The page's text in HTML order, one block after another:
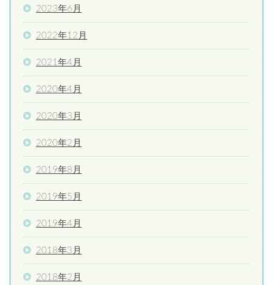
2023年6月
2022年12月
2021年4月
2020年4月
2020年3月
2020年2月
2019年8月
2019年5月
2019年4月
2018年3月
2018年2月